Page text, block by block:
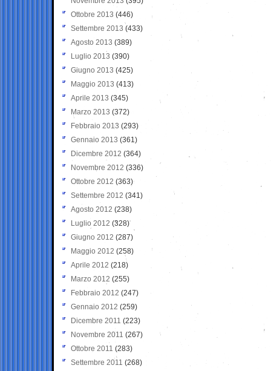
Ottobre 2013 (446)
Settembre 2013 (433)
Agosto 2013 (389)
Luglio 2013 (390)
Giugno 2013 (425)
Maggio 2013 (413)
Aprile 2013 (345)
Marzo 2013 (372)
Febbraio 2013 (293)
Gennaio 2013 (361)
Dicembre 2012 (364)
Novembre 2012 (336)
Ottobre 2012 (363)
Settembre 2012 (341)
Agosto 2012 (238)
Luglio 2012 (328)
Giugno 2012 (287)
Maggio 2012 (258)
Aprile 2012 (218)
Marzo 2012 (255)
Febbraio 2012 (247)
Gennaio 2012 (259)
Dicembre 2011 (223)
Novembre 2011 (267)
Ottobre 2011 (283)
Settembre 2011 (268)